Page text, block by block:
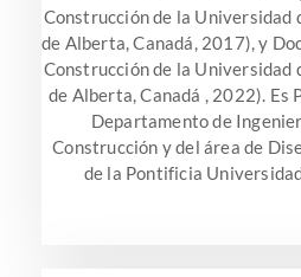
Construcción de la
de Alberta, Canadá, 2017), y
Construcción de la
de Alberta, Canadá , 2022). Es
Departamento de
Construcción y del área de
de la Pontificia